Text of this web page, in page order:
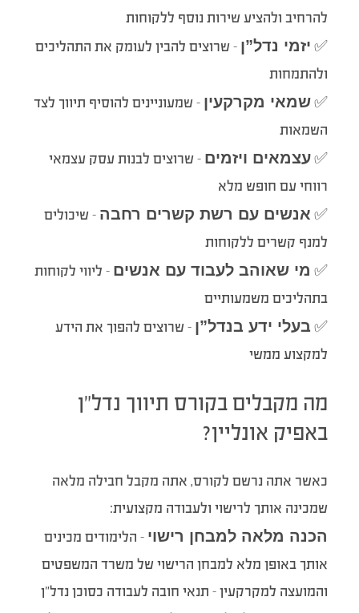
להרחיב ולהציע שירות נוסף ללקוחות
✅ יזמי נדל”ן – שרוצים להבין לעומק את התהליכים
ולהתמחות
✅שמאי מקרקעין – שמעוניינים להוסיף תיווך לצד
השמאות
✅עצמאים ויזמים – שרוצים לבנות עסק עצמאי
רווחי עם חופש מלא
✅ אנשים עם רשת קשרים רחבה – שיכולים
למנף קשרים ללקוחות
✅ מי שאוהב לעבוד עם אנשים – ליווי לקוחות
בתהליכים משמעותיים
✅ בעלי ידע בנדל”ן – שרוצים להפוך את הידע
למקצוע ממשי
מה מקבלים בקורס תיווך נדל”ן
באפיק אונליין?
כאשר אתה נרשם לקורס, אתה מקבל חבילה מלאה
שמכינה אותך לרישוי ולעבודה מקצועית:
הכנה מלאה למבחן רישוי – הלימודים מכינים
אותך באופן מלא למבחן הרישוי של משרד המשפטים
והמועצה למקרקעין – תנאי חובה לעבודה כסוכן נדל”ן